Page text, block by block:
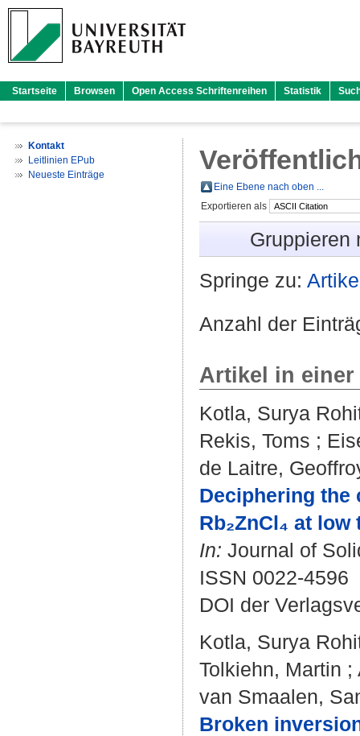
Startseite Browsen Open Access Schriftenreihen Statistik
Kontakt
Leitlinien EPub
Neueste Einträge
Eine Ebene nach oben ...
Exportieren als
Gruppieren
Springe zu:
Anzahl der
Artikel in
Kotla, Surya
Rekis, Toms ;
de Laitre,
Deciphering the
Rb₂ZnCl₄ at
In: Journal of
ISSN 0022-4596
DOI der
Kotla, Surya
Tolkiehn, Martin ;
van Smaalen,
Broken